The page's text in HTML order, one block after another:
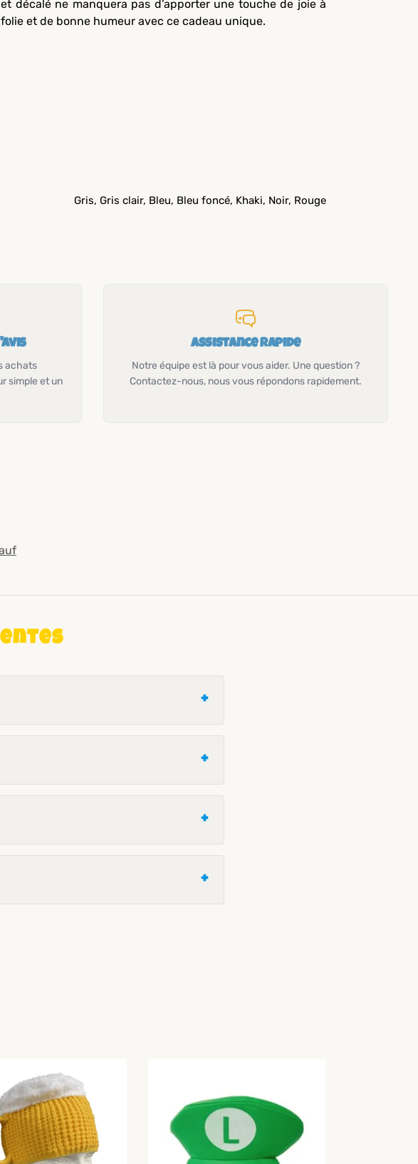
décalé ne manquera pas d’apporter une touche de joie à
et de bonne humeur avec ce cadeau unique.
Gris, Gris clair, Bleu, Bleu foncé, Khaki, Noir, Rouge
achats
simple et un
Assistance rapide
Notre équipe est là pour vous aider. Une question ?
Contactez-nous, nous vous répondons rapidement.